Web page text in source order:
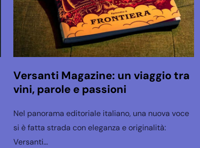
Versanti Magazine: un viaggio tra
vini, parole e passioni
Nel panorama editoriale italiano, una nuova voce
si è fatta strada con eleganza e originalità:
Versanti...